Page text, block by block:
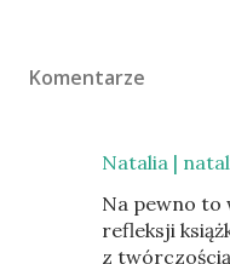
Komentarze
Natalia |
Na pewno to
refleksji
z